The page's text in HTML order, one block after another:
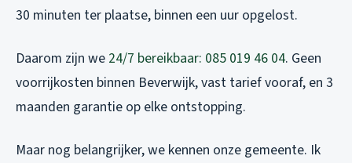
30 minuten ter plaatse, binnen een uur opgelost.
Daarom zijn we 24/7 bereikbaar: 085 019 46 04. Geen
voorrijkosten binnen Beverwijk, vast tarief vooraf, en 3
maanden garantie op elke ontstopping.
Maar nog belangrijker, we kennen onze gemeente. Ik